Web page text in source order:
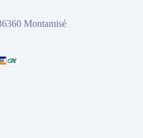
Montamisé